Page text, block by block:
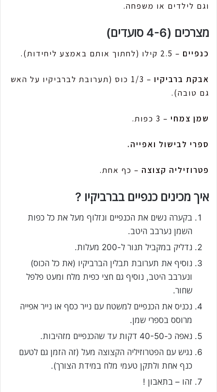
וגם לילדים או משפחה.
מצרכים (4-6 סועדים)
כנפיים – 2.5 קילו (לחתוך אותם באמצע ליחידות).
אבקת ברביקיו
– 1/3 כוס (תערובת לברביקיו על האש
גם טובה).
שמן צמחי – 3 כפות.
ספרי לבישול ואפייה.
פטרוזיליה קצוצה – כף אחת.
איך מכינים כנפיים בברביקיו ?
בקערה נשים את הכנפיים ונזלוף מעל את כל כפות
השמן נערבב היטב.
נדליק במקביל תנור ל-200 מעלות.
נוסיף את תערובת תבלין הברביקיו (את כל הכוס)
ונערבב היטב, נוסיף גם חצי כפית מלח ומעט פלפל
שחור.
נכניס את הכנפיים למשטח עם נייר כסף או נייר אפייה
מרוסס בספרי שמן.
נאפה כ-40-50 דקות עד שהכנפיים מזהיבות.
נגיש עם הפטרוזיליה הקצוצה מעל (זה הזמן גם לטעם
כנף אחת ולתקן טעמי מלח במידת הצורך).
זהו – בתאבון !